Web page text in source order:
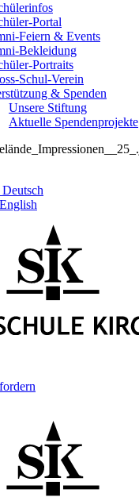
Portal
Feiern & Events
Bekleidung
Portraits
Schul-Verein
& Spenden
Unsere Stiftung
Aktuelle Spendenprojekte
Deutsch
English